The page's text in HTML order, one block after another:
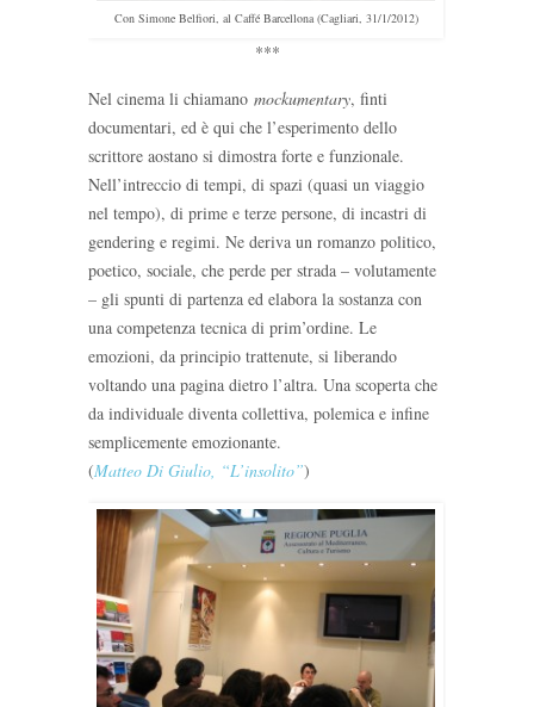
Con Simone Belfiori, al Caffé Barcellona (Cagliari, 31/1/2012)
***
Nel cinema li chiamano mockumentary, finti
documentari, ed è qui che l’esperimento dello
scrittore aostano si dimostra forte e funzionale.
Nell’intreccio di tempi, di spazi (quasi un viaggio
nel tempo), di prime e terze persone, di incastri di
gendering e regimi. Ne deriva un romanzo politico,
poetico, sociale, che perde per strada – volutamente
– gli spunti di partenza ed elabora la sostanza con
una competenza tecnica di prim’ordine. Le
emozioni, da principio trattenute, si liberando
voltando una pagina dietro l’altra. Una scoperta che
da individuale diventa collettiva, polemica e infine
semplicemente emozionante.
(Matteo Di Giulio, “L’insolito”)